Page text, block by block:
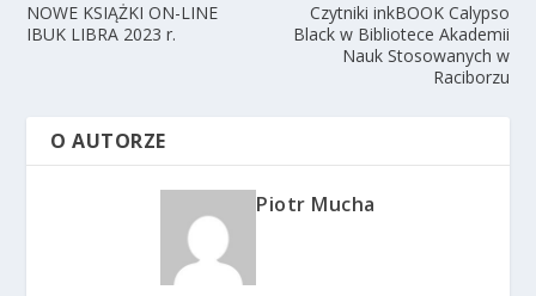
NOWE KSIĄŻKI ON-LINE
IBUK LIBRA 2023 r.
Czytniki inkBOOK Calypso
Black w Bibliotece Akademii
Nauk Stosowanych w
Raciborzu
O AUTORZE
Piotr Mucha